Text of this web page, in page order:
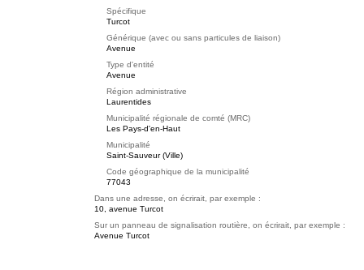
Spécifique
Turcot
Générique (avec ou sans particules de liaison)
Avenue
Type d'entité
Avenue
Région administrative
Laurentides
Municipalité régionale de comté (MRC)
Les Pays-d'en-Haut
Municipalité
Saint-Sauveur (Ville)
Code géographique de la municipalité
77043
Dans une adresse, on écrirait, par exemple :
10, avenue Turcot
Sur un panneau de signalisation routière, on écrirait, par exemple :
Avenue Turcot